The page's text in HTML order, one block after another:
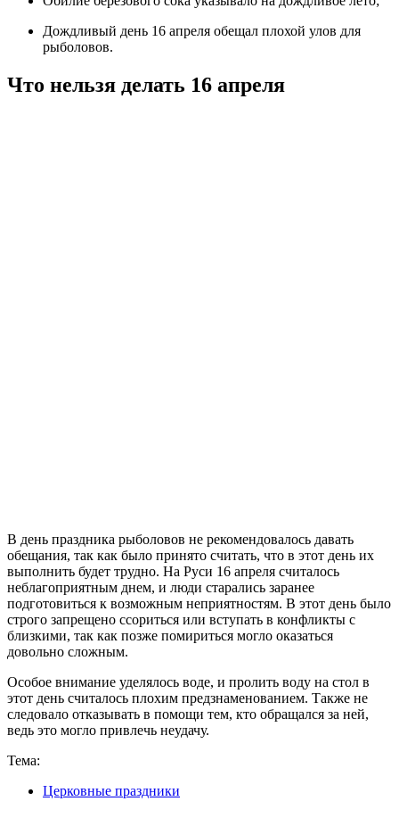
Дождливый день 16 апреля обещал плохой улов для
рыболовов.
Что нельзя делать 16 апреля
В день праздника рыболовов не рекомендовалось давать
обещания, так как было принято считать, что в этот день их
выполнить будет трудно. На Руси 16 апреля считалось
неблагоприятным днем, и люди старались заранее
подготовиться к возможным неприятностям. В этот день было
строго запрещено ссориться или вступать в конфликты с
близкими, так как позже помириться могло оказаться
довольно сложным.
Особое внимание уделялось воде, и пролить воду на стол в
этот день считалось плохим предзнаменованием. Также не
следовало отказывать в помощи тем, кто обращался за ней,
ведь это могло привлечь неудачу.
Тема:
Церковные праздники